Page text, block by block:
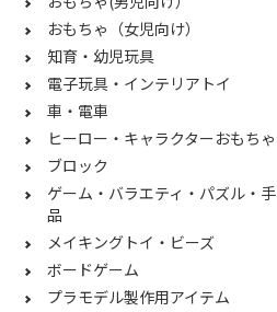
おもちゃ（女児向け）
知育・幼児玩具
電子玩具・インテリアトイ
車・電車
ヒーロー・キャラクターおもちゃ
ブロック
ゲーム・バラエティ・パズル・手
品
メイキングトイ・ビーズ
ボードゲーム
プラモデル製作用アイテム